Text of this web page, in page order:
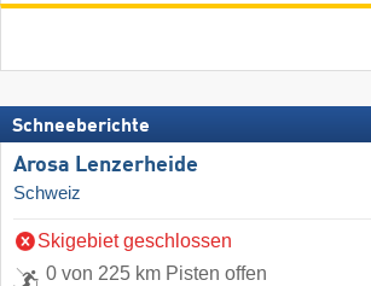
Schneeberichte
Arosa Lenzerheide
Schweiz
Skigebiet geschlossen
0 von 225 km Pisten offen